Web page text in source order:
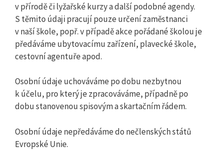
v přírodě či lyžařské kurzy a další podobné agendy.
S těmito údaji pracují pouze určení zaměstnanci
v naší škole, popř. v případě akce pořádané školou je
předáváme ubytovacímu zařízení, plavecké škole,
cestovní agentuře apod.
Osobní údaje uchováváme po dobu nezbytnou
k účelu, pro který je zpracováváme, případně po
dobu stanovenou spisovým a skartačním řádem.
Osobní údaje nepředáváme do nečlenských států
Evropské Unie.